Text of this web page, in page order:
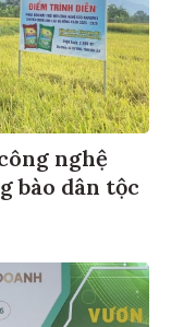
nghệ
bào dân tộc